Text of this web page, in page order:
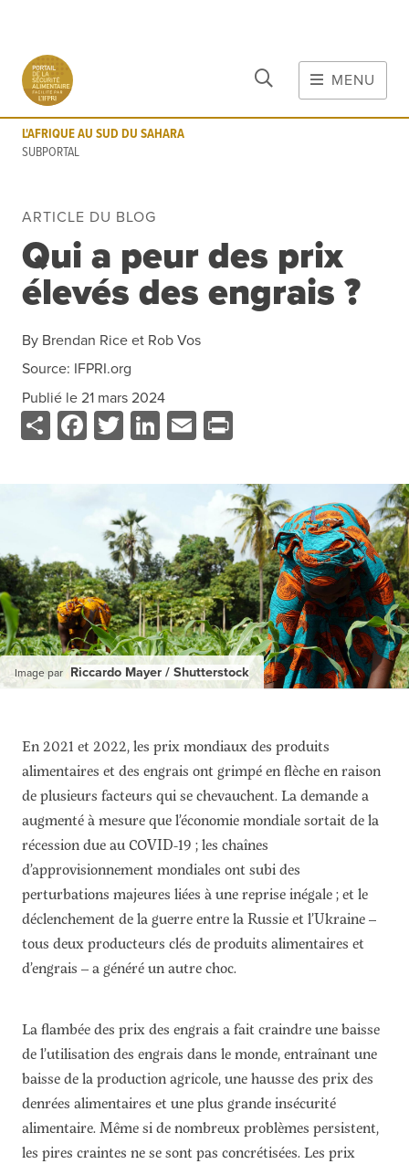
Aller au contenu principal
MENU
L'AFRIQUE AU SUD DU SAHARA
SUBPORTAL
L'AFRIQUE AU SUD DU SAHARA
SUBPORTAL
Risques de Crise
COVID-19
Outils Évènements Blog
Données
Ressources
Cours de Formation
Contact
PORTALS
Food Security Portal
Africa South of the Sahara: English Subportal
L'Afrique au Sud du Sahara: Portail Français
Asia and the Pacific Food Security Portal: Facilitated by IFPRI
ARTICLE DU BLOG
Qui a peur des prix
élevés des engrais ?
By Brendan Rice et Rob Vos
Source: IFPRI.org
Publié le 21 mars 2024
ShareFacebook
Twitter
LinkedIn
Email
Image par Riccardo Mayer / Shutterstock
En 2021 et 2022, les prix mondiaux des produits
alimentaires et des engrais ont grimpé en flèche en raison
de plusieurs facteurs qui se chevauchent. La demande a
augmenté à mesure que l’économie mondiale sortait de la
récession due au COVID-19 ; les chaînes
d’approvisionnement mondiales ont subi des
perturbations majeures liées à une reprise inégale ; et le
déclenchement de la guerre entre la Russie et l’Ukraine –
tous deux producteurs clés de produits alimentaires et
d’engrais – a généré un autre choc.
La flambée des prix des engrais a fait craindre une baisse
de l’utilisation des engrais dans le monde, entraînant une
baisse de la production agricole, une hausse des prix des
denrées alimentaires et une plus grande insécurité
alimentaire. Même si de nombreux problèmes persistent,
les pires craintes ne se sont pas concrétisées. Les prix